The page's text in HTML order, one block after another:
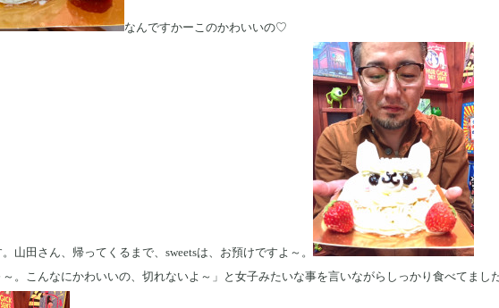
なんですかーこのかわいいの♡
山田さん、帰ってくるまで、sweetsは、お預けですよ～。
。こんなにかわいいの、切れないよ～」と女子みたいな事を言いながらしっかり食べてまし